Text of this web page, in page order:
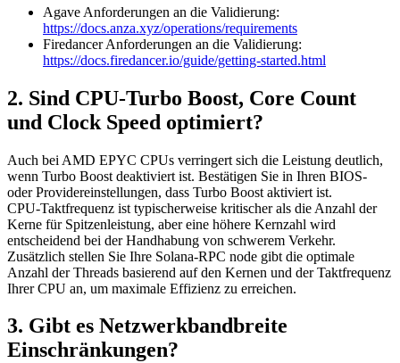
Agave Anforderungen an die Validierung:
https://docs.anza.xyz/operations/requirements
Firedancer Anforderungen an die Validierung:
https://docs.firedancer.io/guide/getting-started.html
2. Sind CPU-Turbo Boost, Core Count
und Clock Speed optimiert?
Auch bei AMD EPYC CPUs verringert sich die Leistung deutlich,
wenn Turbo Boost deaktiviert ist. Bestätigen Sie in Ihren BIOS-
oder Providereinstellungen, dass Turbo Boost aktiviert ist.
CPU-Taktfrequenz ist typischerweise kritischer als die Anzahl der
Kerne für Spitzenleistung, aber eine höhere Kernzahl wird
entscheidend bei der Handhabung von schwerem Verkehr.
Zusätzlich stellen Sie Ihre Solana-RPC node gibt die optimale
Anzahl der Threads basierend auf den Kernen und der Taktfrequenz
Ihrer CPU an, um maximale Effizienz zu erreichen.
3. Gibt es Netzwerkbandbreite
Einschränkungen?